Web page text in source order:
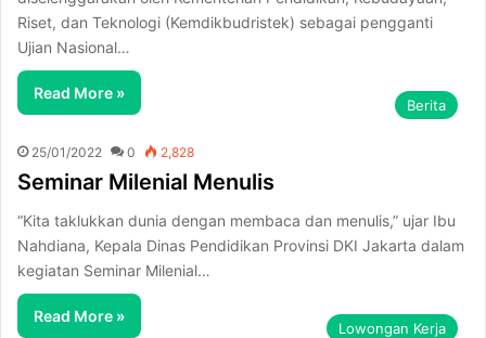
Riset, dan Teknologi (Kemdikbudristek) sebagai pengganti
Ujian Nasional…
Read More »
Berita
25/01/2022 0 2,828
Seminar Milenial Menulis
“Kita taklukkan dunia dengan membaca dan menulis,” ujar Ibu
Nahdiana, Kepala Dinas Pendidikan Provinsi DKI Jakarta dalam
kegiatan Seminar Milenial…
Read More »
Lowongan Kerja